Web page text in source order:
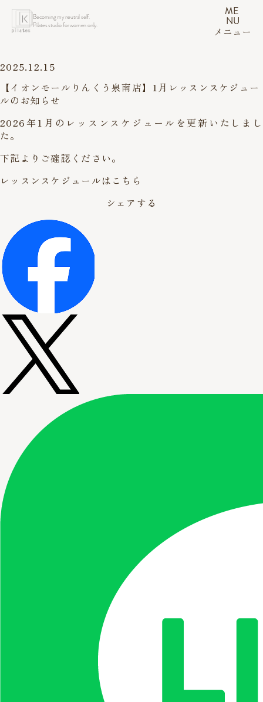
Becoming my neutral self.
Pilates studio for women only.
ME
NU
メニュー
2025.12.15
【イオンモールりんくう泉南店】1月レッスンスケジュー
ルのお知らせ
2026年1月のレッスンスケジュールを更新いたしまし
た。
下記よりご確認ください。
レッスンスケジュールはこちら
シェアする